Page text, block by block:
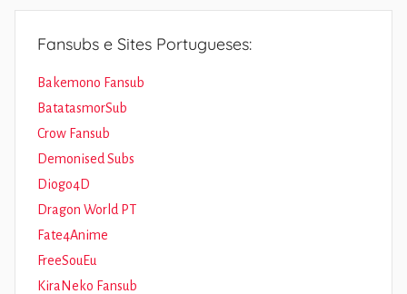
Fansubs e Sites Portugueses:
Bakemono Fansub
BatatasmorSub
Crow Fansub
Demonised Subs
Diogo4D
Dragon World PT
Fate4Anime
FreeSouEu
KiraNeko Fansub